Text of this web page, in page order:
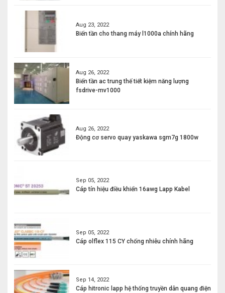
Aug 23, 2022
Biến tần cho thang máy l1000a chính hãng
Aug 26, 2022
Biến tần ac trung thế tiết kiệm năng lượng
fsdrive-mv1000
Aug 26, 2022
Động cơ servo quay yaskawa sgm7g 1800w
Sep 05, 2022
Cáp tín hiệu điều khiển 16awg Lapp Kabel
Sep 05, 2022
Cáp olflex 115 CY chống nhiễu chính hãng
Sep 14, 2022
Cáp hitronic lapp hệ thống truyền dẫn quang điện